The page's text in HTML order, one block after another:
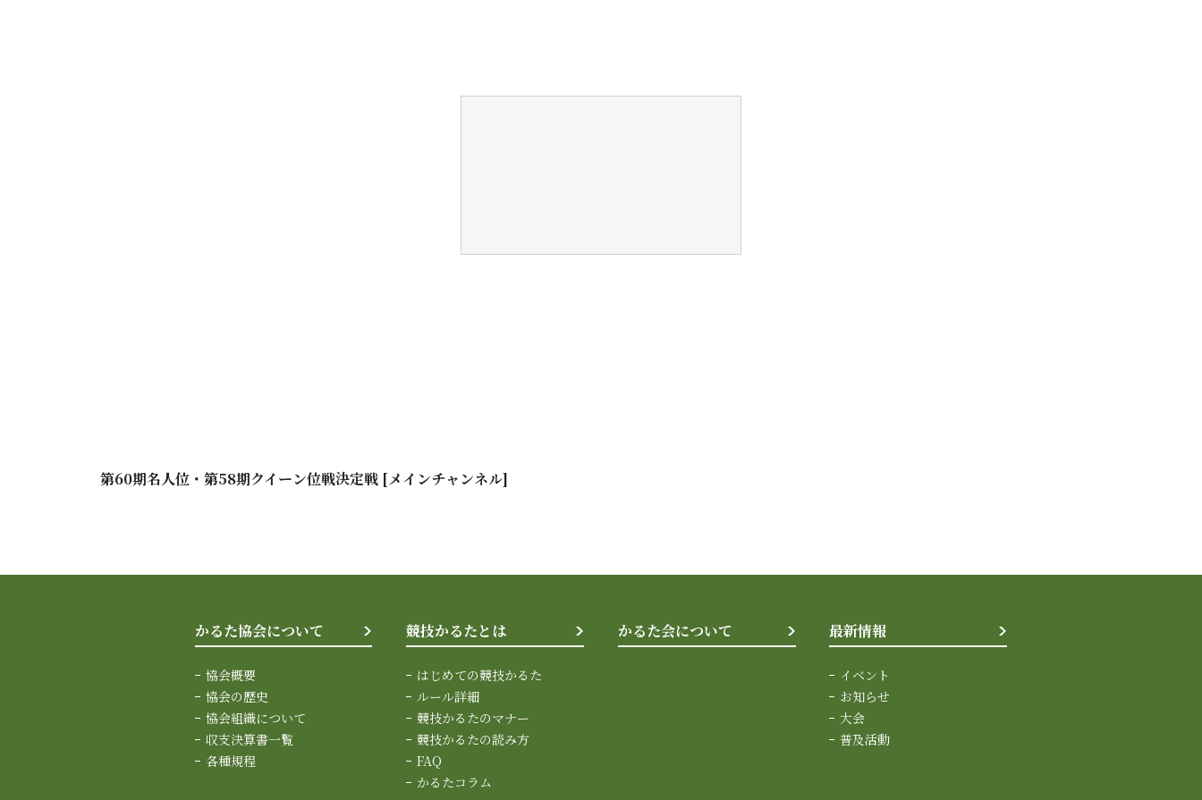
第60期名人位・第58期クイーン位戦決定戦 [メインチャンネル]
かるた協会について
協会概要
協会の歴史
協会組織について
収支決算書一覧
各種規程
競技かるたとは
はじめての競技かるた
ルール詳細
競技かるたのマナー
競技かるたの読み方
FAQ
かるたコラム
かるた会について 最新情報
イベント
お知らせ
大会
普及活動